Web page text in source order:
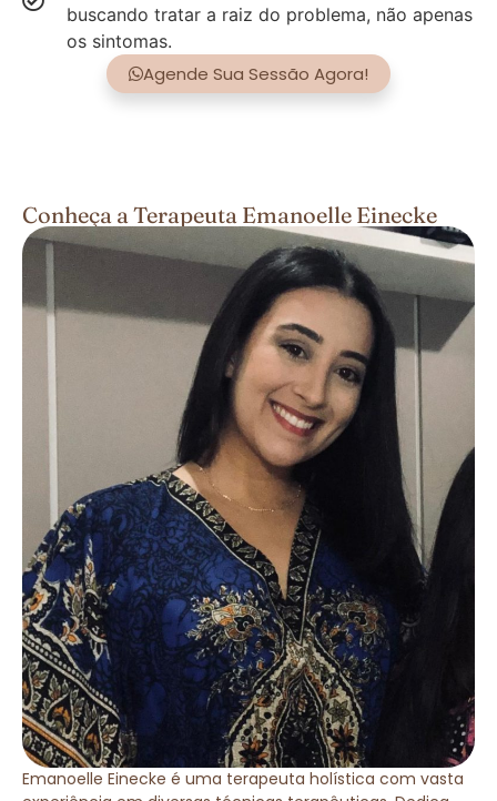
buscando tratar a raiz do problema, não apenas
os sintomas.
Agende Sua Sessão Agora!
Conheça a Terapeuta Emanoelle Einecke
Emanoelle Einecke é uma terapeuta holística com vasta